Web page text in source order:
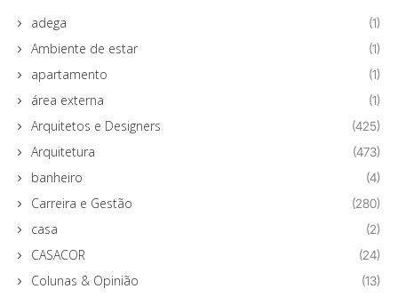
adega (1)
Ambiente de estar (1)
apartamento (1)
área externa (1)
Arquitetos e Designers (425)
Arquitetura (473)
banheiro (4)
Carreira e Gestão (280)
casa (2)
CASACOR (24)
Colunas & Opinião (13)